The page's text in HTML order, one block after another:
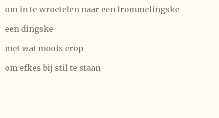
om in te wroetelen naar een frommelingske
een dingske
met wat moois erop
om efkes bij stil te staan